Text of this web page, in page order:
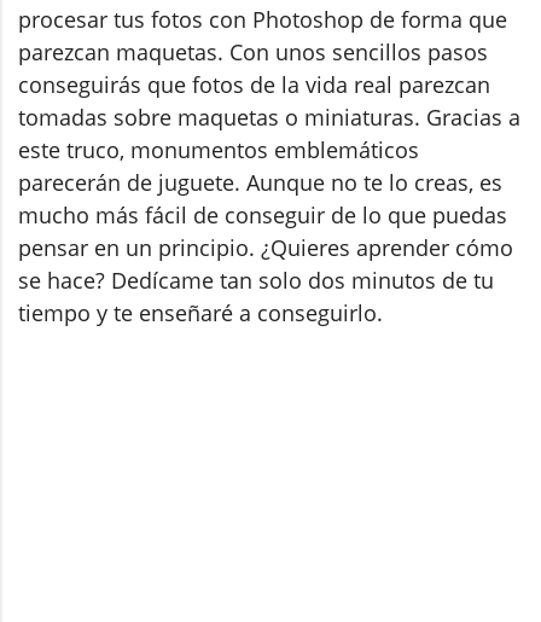
procesar tus fotos con Photoshop de forma que
parezcan maquetas. Con unos sencillos pasos
conseguirás que fotos de la vida real parezcan
tomadas sobre maquetas o miniaturas. Gracias a
este truco, monumentos emblemáticos
parecerán de juguete. Aunque no te lo creas, es
mucho más fácil de conseguir de lo que puedas
pensar en un principio. ¿Quieres aprender cómo
se hace? Dedícame tan solo dos minutos de tu
tiempo y te enseñaré a conseguirlo.